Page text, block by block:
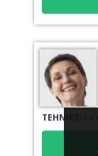
TEHNIKE: